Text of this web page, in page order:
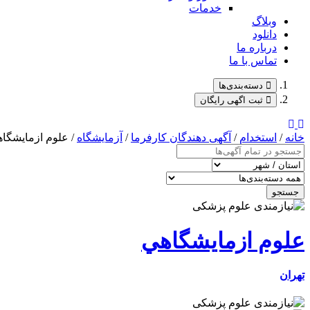
خدمات
وبلاگ
دانلود
درباره ما
تماس با ما
دسته‌بندی‌ها
ثبت اگهی رایگان
خانه / استخدام / آگهی دهندگان کارفرما / آزمایشگاه / علوم
جستجو
علوم ازمايشگاهي
تهران